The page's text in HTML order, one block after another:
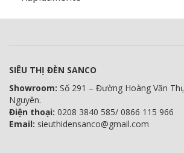
SIÊU THỊ ĐÈN SANCO
Showroom: Số 291 – Đường Hoàng Văn
Nguyên.
Điện thoại: 0208 3840 585/ 0866 115 966
Email: sieuthidensanco@gmail.com